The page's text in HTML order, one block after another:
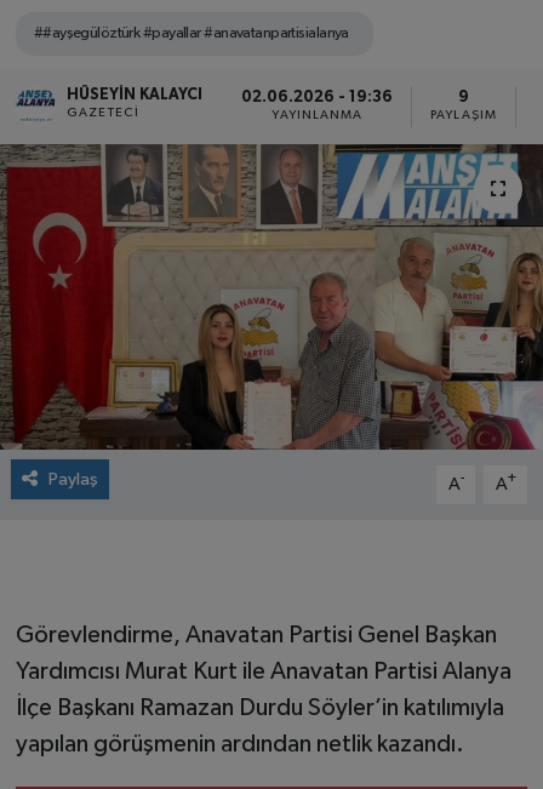
##ayşegülöztürk #payallar #anavatanpartisialanya
HÜSEYIN KALAYCI
GAZETECI
02.06.2026 - 19:36
YAYINLANMA
9
PAYLAŞIM
Paylaş A- A+
Görevlendirme, Anavatan Partisi Genel Başkan
Yardımcısı Murat Kurt ile Anavatan Partisi Alanya
İlçe Başkanı Ramazan Durdu Söyler’in katılımıyla
yapılan görüşmenin ardından netlik kazandı.